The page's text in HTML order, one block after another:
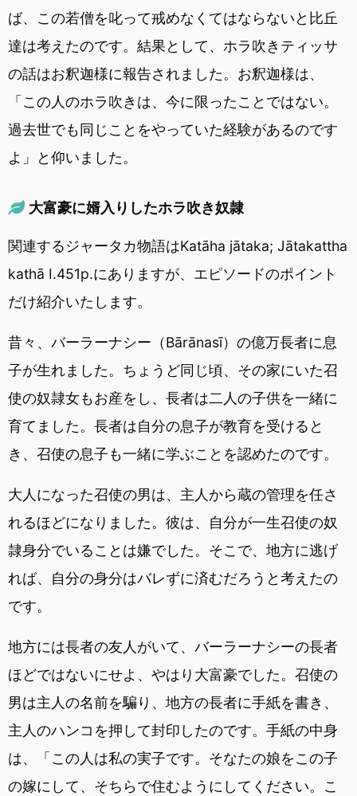
ば、この若僧を叱って戒めなくてはならないと比丘
達は考えたのです。結果として、ホラ吹きティッサ
の話はお釈迦様に報告されました。お釈迦様は、
「この人のホラ吹きは、今に限ったことではない。
過去世でも同じことをやっていた経験があるのです
よ」と仰いました。
大富豪に婿入りしたホラ吹き奴隷
関連するジャータカ物語はKatāha jātaka; Jātakattha
kathā I.451p.にありますが、エピソードのポイント
だけ紹介いたします。
昔々、バーラーナシー（Bārānasī）の億万長者に息
子が生れました。ちょうど同じ頃、その家にいた召
使の奴隷女もお産をし、長者は二人の子供を一緒に
育てました。長者は自分の息子が教育を受けると
き、召使の息子も一緒に学ぶことを認めたのです。
大人になった召使の男は、主人から蔵の管理を任さ
れるほどになりました。彼は、自分が一生召使の奴
隷身分でいることは嫌でした。そこで、地方に逃げ
れば、自分の身分はバレずに済むだろうと考えたの
です。
地方には長者の友人がいて、バーラーナシーの長者
ほどではないにせよ、やはり大富豪でした。召使の
男は主人の名前を騙り、地方の長者に手紙を書き、
主人のハンコを押して封印したのです。手紙の中身
は、「この人は私の実子です。そなたの娘をこの子
の嫁にして、そちらで住むようにしてください。こ